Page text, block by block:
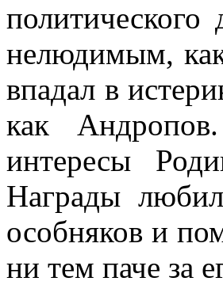
нелюдимым,
впадал в
как
интересы
Награды
особняков и
ни тем паче за